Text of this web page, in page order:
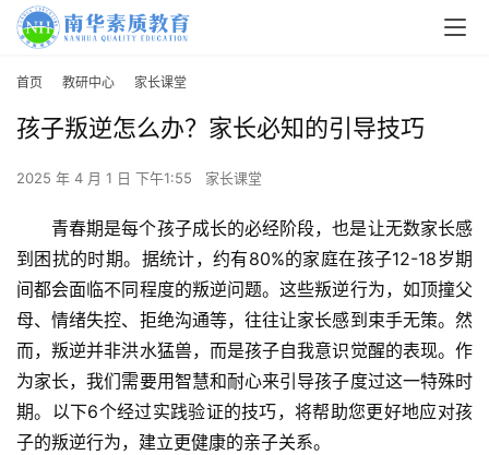
首页 教研中心 家长课堂
孩子叛逆怎么办？家长必知的引导技巧
2025 年 4 月 1 日 下午1:55 家长课堂
青春期是每个孩子成长的必经阶段，也是让无数家长感
到困扰的时期。据统计，约有80%的家庭在孩子12-18岁期
间都会面临不同程度的叛逆问题。这些叛逆行为，如顶撞父
母、情绪失控、拒绝沟通等，往往让家长感到束手无策。然
而，叛逆并非洪水猛兽，而是孩子自我意识觉醒的表现。作
为家长，我们需要用智慧和耐心来引导孩子度过这一特殊时
期。以下6个经过实践验证的技巧，将帮助您更好地应对孩
子的叛逆行为，建立更健康的亲子关系。